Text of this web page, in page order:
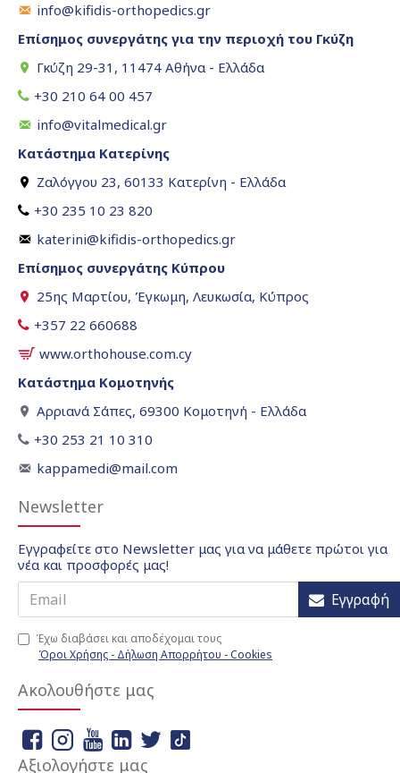
info@kifidis-orthopedics.gr
Επίσημος συνεργάτης για την περιοχή του Γκύζη
Γκύζη 29-31, 11474 Αθήνα - Ελλάδα
+30 210 64 00 457
info@vitalmedical.gr
Κατάστημα Κατερίνης
Ζαλόγγου 23, 60133 Κατερίνη - Ελλάδα
+30 235 10 23 820
katerini@kifidis-orthopedics.gr
Επίσημος συνεργάτης Κύπρου
25ης Μαρτίου, Έγκωμη, Λευκωσία, Κύπρος
+357 22 660688
www.orthohouse.com.cy
Κατάστημα Κομοτηνής
Αρριανά Σάπες, 69300 Κομοτηνή - Ελλάδα
+30 253 21 10 310
kappamedi@mail.com
Newsletter
Εγγραφείτε στο Newsletter μας για να μάθετε πρώτοι για
νέα και προσφορές μας!
Εγγραφή
Έχω διαβάσει και αποδέχομαι τους
Όροι Χρήσης - Δήλωση Απορρήτου - Cookies
Ακολουθήστε μας
Αξιολογήστε μας